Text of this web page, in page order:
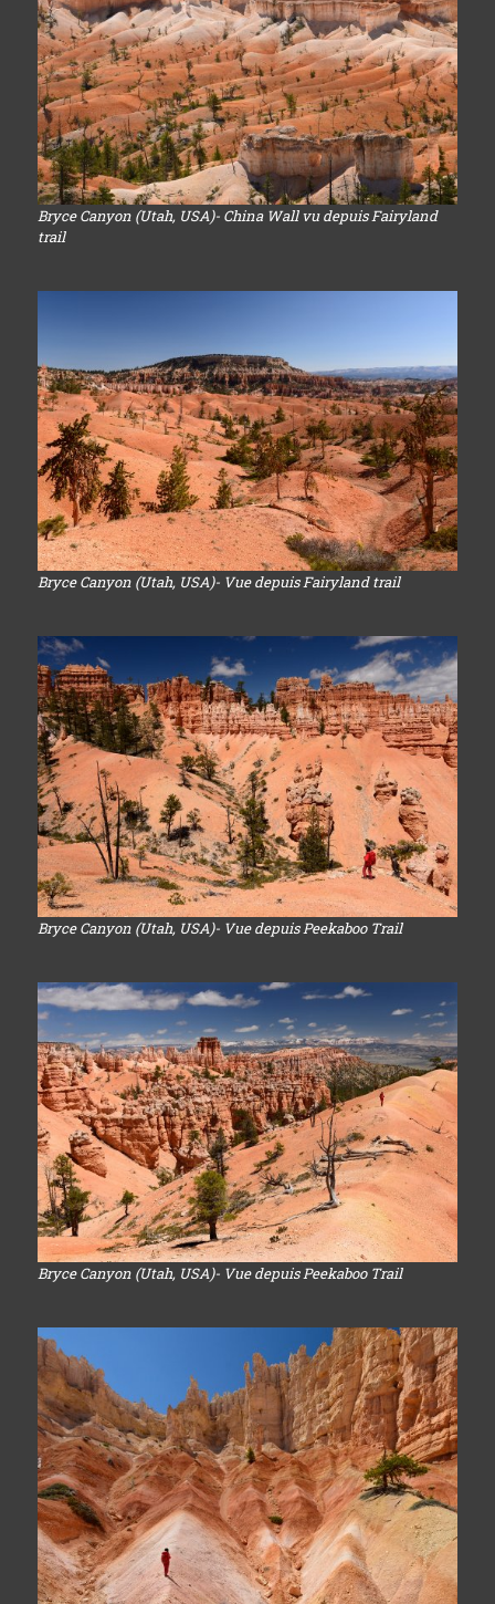
Bryce Canyon (Utah, USA)- China Wall vu depuis Fairyland
trail
Bryce Canyon (Utah, USA)- Vue depuis Fairyland trail
Bryce Canyon (Utah, USA)- Vue depuis Peekaboo Trail
Bryce Canyon (Utah, USA)- Vue depuis Peekaboo Trail